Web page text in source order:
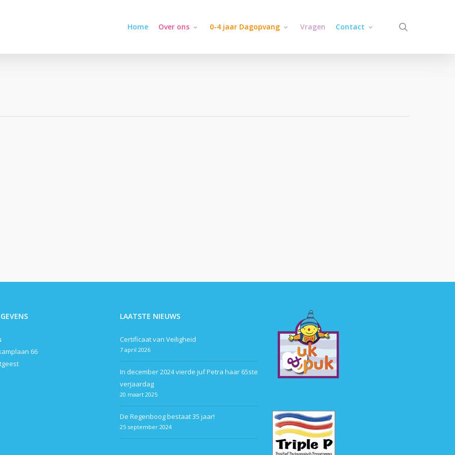
Home Over ons 0-4 jaar Dagopvang Vragen Contact
66
LAATSTE NIEUWS
Certificaat van Veiligheid
7 april 2026
In december 2024 vierde juf Petra haar 65ste
verjaardag
20 maart 2025
De Regenboog bestaat 35 jaar!
25 september 2024